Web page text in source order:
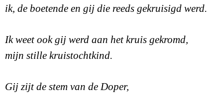
ik, de boetende en gij die reeds gekruisigd werd.
Ik weet ook gij werd aan het kruis gekromd,
mijn stille kruistochtkind.
Gij zijt de stem van de Doper,